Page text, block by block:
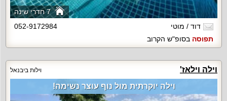
7 חדרי שינה
דוד / מוטי
052-9172984
תפוסה בסופ"ש הקרוב
וילה וילאז' וילות ביבנאל
וילה יוקרתית מול נוף עוצר נשימה!